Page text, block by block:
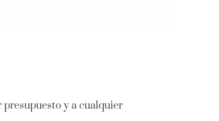
y a cualquier